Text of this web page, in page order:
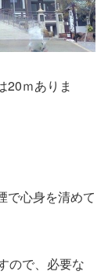
20ｍありま
で心身を清めて
ので、必要な